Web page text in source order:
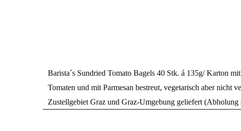
Barista´s Sundried Tomato Bagels 40 Stk. á 135g/ Karton
Tomaten und mit Parmesan bestreut, vegetarisch aber nicht
Zustellgebiet Graz und Graz-Umgebung geliefert